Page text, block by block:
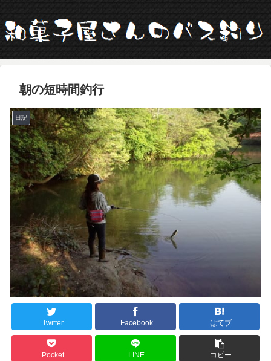
朝の短時間釣行
日記
Twitter Facebook はてブ
Pocket LINE コピー